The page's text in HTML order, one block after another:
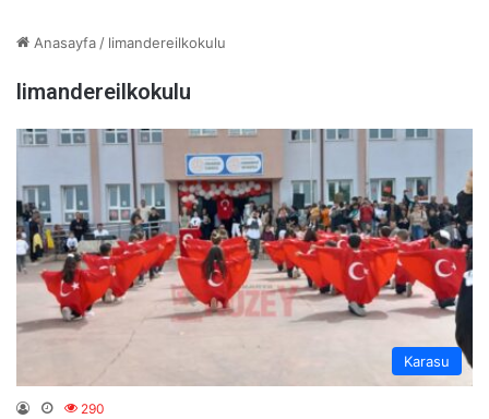
Anasayfa/ limandereilkokulu
limandereilkokulu
Karasu
290